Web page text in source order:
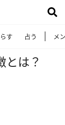
す 占う メ
とは？